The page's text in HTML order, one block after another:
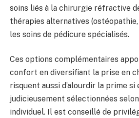
soins liés à la chirurgie réfractive
thérapies alternatives
les soins de pédicure spécialisés.
Ces options complémentaires
confort en diversifiant la prise en
risquent aussi d’alourdir la prime si
judicieusement sélectionnées
individuel. Il est conseillé de